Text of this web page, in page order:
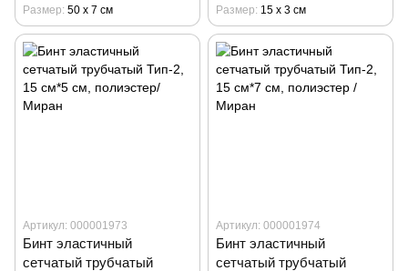
Размер 50 х 7 см
Размер 15 х 3 см
Артикул: 000001973
Бинт эластичный
сетчатый трубчатый
Артикул: 000001974
Бинт эластичный
сетчатый трубчатый